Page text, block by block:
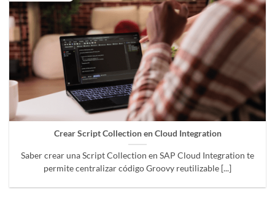
Crear Script Collection en Cloud Integration
Saber crear una Script Collection en SAP Cloud Integration te
permite centralizar código Groovy reutilizable [...]